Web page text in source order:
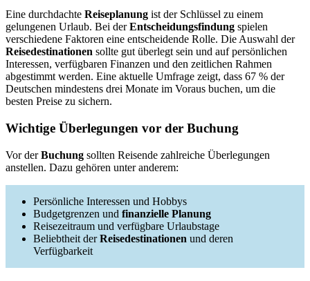
Eine durchdachte Reiseplanung ist der Schlüssel zu einem
gelungenen Urlaub. Bei derEntscheidungsfindung spielen
verschiedene Faktoren eine entscheidende Rolle. Die Auswahl der
Reisedestinationen sollte gut überlegt sein und auf persönlichen
Interessen, verfügbaren Finanzen und den zeitlichen Rahmen
abgestimmt werden. Eine aktuelle Umfrage zeigt, dass 67 % der
Deutschen mindestens drei Monate im Voraus buchen, um die
besten Preise zu sichern.
Wichtige Überlegungen vor der Buchung
Vor derBuchung sollten Reisende zahlreiche Überlegungen
anstellen. Dazu gehören unter anderem:
Persönliche Interessen und Hobbys
Budgetgrenzen und finanzielle Planung
Reisezeitraum und verfügbare Urlaubstage
Beliebtheit derReisedestinationen und deren
Verfügbarkeit